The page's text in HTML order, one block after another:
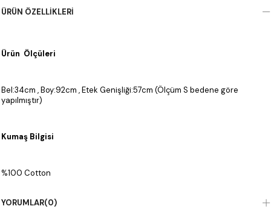
ÜRÜN ÖZELLIKLERI
Ürün Ölçüleri
Bel:34cm , Boy:92cm , Etek Genişliği:57cm (Ölçüm S bedene göre
yapılmıştır)
Kumaş Bilgisi
%100 Cotton
YORUMLAR(0)